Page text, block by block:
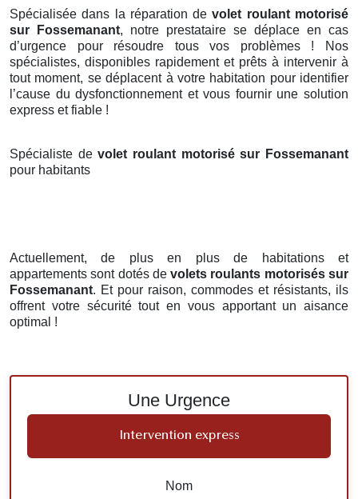
Spécialisée dans la réparation devolet roulant motorisé
sur Fossemanant, notre prestataire se déplace en cas
d’urgence pour résoudre tous vos problèmes ! Nos
spécialistes, disponibles rapidement et prêts à intervenir à
tout moment, se déplacent à votre habitation pour identifier
l’cause du dysfonctionnement et vous fournir une solution
express et fiable !
Spécialiste devolet roulant motorisé sur Fossemanant
pour habitants
Actuellement, de plus en plus de habitations et
appartements sont dotés devolets roulants motorisés sur
Fossemanant. Et pour raison, commodes et résistants, ils
offrent votre sécurité tout en vous apportant un aisance
optimal !
Une Urgence
Intervention express
Nom